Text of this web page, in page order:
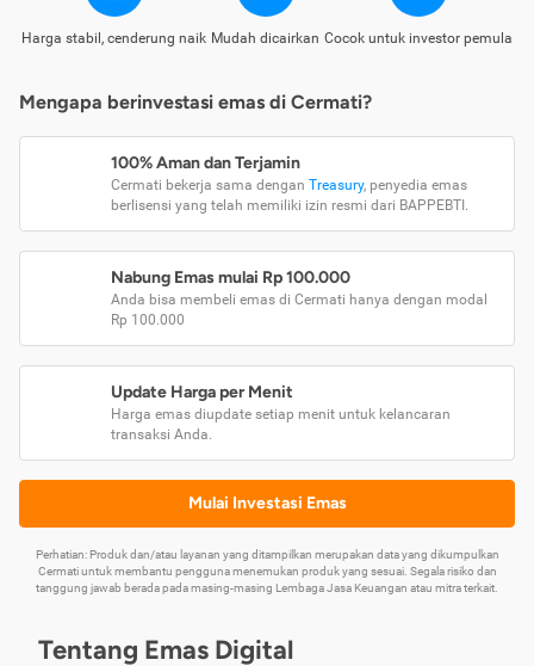
Harga stabil, cenderung naik Mudah dicairkan Cocok untuk investor pemula
Mengapa berinvestasi emas di Cermati?
100% Aman dan Terjamin
Cermati bekerja sama dengan Treasury, penyedia emas
berlisensi yang telah memiliki izin resmi dari BAPPEBTI.
Nabung Emas mulai Rp 100.000
Anda bisa membeli emas di Cermati hanya dengan modal
Rp 100.000
Update Harga per Menit
Harga emas diupdate setiap menit untuk kelancaran
transaksi Anda.
Mulai Investasi Emas
Perhatian: Produk dan/atau layanan yang ditampilkan merupakan data yang dikumpulkan
Cermati untuk membantu pengguna menemukan produk yang sesuai. Segala risiko dan
tanggung jawab berada pada masing-masing Lembaga Jasa Keuangan atau mitra terkait.
Tentang Emas Digital